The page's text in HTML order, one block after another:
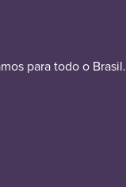
para todo o Brasil.